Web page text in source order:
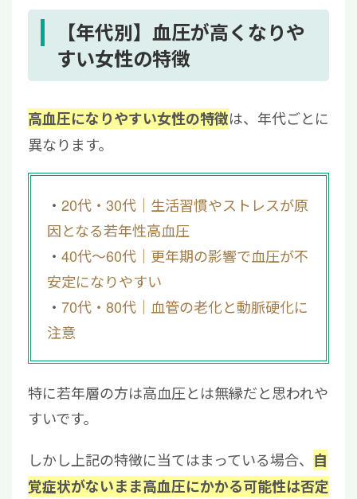
【年代別】血圧が高くなりや
すい女性の特徴
高血圧になりやすい女性の特徴は、年代ごとに
異なります。
20代・30代｜生活習慣やストレスが原
因となる若年性高血圧
40代〜60代｜更年期の影響で血圧が不
安定になりやすい
70代・80代｜血管の老化と動脈硬化に
注意
特に若年層の方は高血圧とは無縁だと思われや
すいです。
しかし上記の特徴に当てはまっている場合、 自
覚症状がないまま高血圧にかかる可能性は否定